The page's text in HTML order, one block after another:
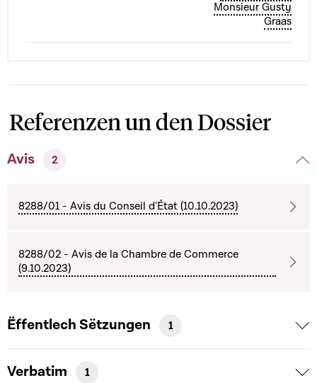
Monsieur Gusty
Graas
Referenzen un den Dossier
Avis 2
8288/01 - Avis du Conseil d'État (10.10.2023)
8288/02 - Avis de la Chambre de Commerce
(9.10.2023)
Ëffentlech Sëtzungen 1
Verbatim 1